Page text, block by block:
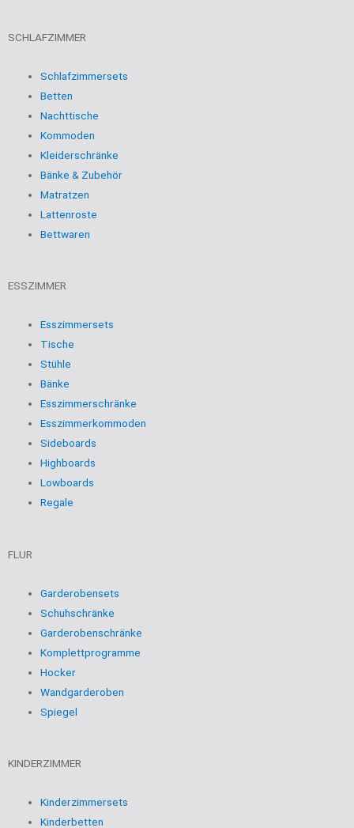
SCHLAFZIMMER
Schlafzimmersets
Betten
Nachttische
Kommoden
Kleiderschränke
Bänke & Zubehör
Matratzen
Lattenroste
Bettwaren
ESSZIMMER
Esszimmersets
Tische
Stühle
Bänke
Esszimmerschränke
Esszimmerkommoden
Sideboards
Highboards
Lowboards
Regale
FLUR
Garderobensets
Schuhschränke
Garderobenschränke
Komplettprogramme
Hocker
Wandgarderoben
Spiegel
KINDERZIMMER
Kinderzimmersets
Kinderbetten